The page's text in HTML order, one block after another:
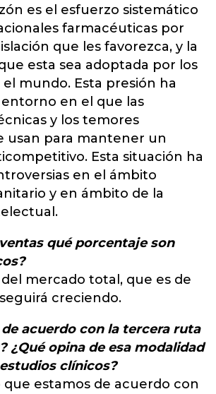
es el esfuerzo sistemático
farmacéuticas por
que les favorezca, y la
esta sea adoptada por los
mundo. Esta presión ha
en el que las
y los temores
usan para mantener un
Esta situación ha
en el ámbito
y en ámbito de la
qué porcentaje son
del mercado total, que es de
creciendo.
acuerdo con la tercera ruta
¿Qué opina de esa modalidad
clínicos?
que estamos de acuerdo con